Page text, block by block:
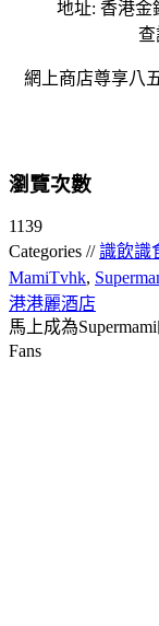
地址: 香港金
查
網上商店尊享八
瀏覽次數
1139
Categories //識飲識
MamiTvhk,
港港麗酒店
馬上成為
Fans